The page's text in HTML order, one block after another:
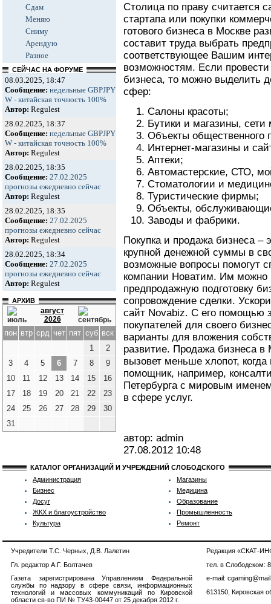
Сдам
Меняю
Сниму
Арендую
Разное
СЕЙЧАС НА ФОРУМЕ
08.03.2025, 18:47
Сообщение: недельные GBPJPY
W - китайская точность 100%
Автор: Regulest
28.02.2025, 18:37
Сообщение: недельные GBPJPY
W - китайская точность 100%
Автор: Regulest
28.02.2025, 18:35
Сообщение: 27.02.2025
прогнозы ежедневно сейчас
Автор: Regulest
28.02.2025, 18:35
Сообщение: 27.02.2025
прогнозы ежедневно сейчас
Автор: Regulest
28.02.2025, 18:34
Сообщение: 27.02.2025
прогнозы ежедневно сейчас
Автор: Regulest
АРХИВ
август
2026
пон втр срд чет пят суб вск
1
2
3
4 5 6 7 8
9
10
11 12 13 14 15
16
17
18 19 20 21 22
23
24
25 26 27 28 29
30
31
Столица по праву считается
стартапа или покупки
готового бизнеса в Москве
составит труда выбрать
соответствующее Вашим
возможностям. Если провести
бизнеса, то можно выделить
сфер:
Салоны красоты;
Бутики и магазины, сети
Объекты общественного
Интернет-магазины и
Аптеки;
Автомастерские, СТО,
Стоматологии и
Туристические фирмы;
Объекты,
Заводы и фабрики.
Покупка и продажа бизнеса –
крупной денежной суммы в
возможные вопросы помогут
компании Новатим. Им можно
предпродажную подготовку
сопровождение сделки.
сайт Novabiz. С его помощью
покупателей для своего
варианты для вложения
развитие. Продажа бизнеса в
вызовет меньше хлопот,
помощник, например,
Петербурга с мировым
в сфере услуг.
автор: admin
27.08.2012 10:48
КАТАЛОГ ОРГАНИЗАЦИЙ И УЧРЕЖДЕНИЙ СЛОБОДСКОГО
Администрация
Бизнес
Досуг
ЖКХ и благоустройство
Культура
Магазины
Медицина
Образование
Промышленность
Ремонт
Учредители Т.С. Черных, Д.В. Лалетин
Гл. редактор А.Г. Болтачев
Газета зарегистрирована Управлением Федеральной
службы по надзору в сфере связи, информационных
технологий и массовых коммуникаций по Кировской
области св-во ПИ № ТУ43-00447 от 25 декабря 2012 г.
Редакция «СКАТ-
тел. в Слободском:
e-mail:
613150, Кировская